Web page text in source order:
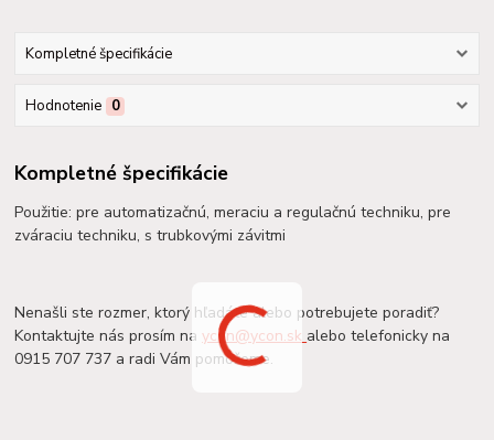
Kompletné špecifikácie
Hodnotenie 0
Kompletné špecifikácie
Použitie: pre automatizačnú, meraciu a regulačnú techniku, pre
zváraciu techniku, s trubkovými závitmi
Nenašli ste rozmer, ktorý hľadáte alebo potrebujete poradiť?
Kontaktujte nás prosím naycon@ycon.sk alebo telefonicky na
0915 707 737 a radi Vám pomôžeme.